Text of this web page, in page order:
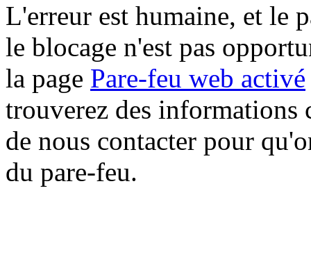
L'erreur est humaine, et le
le blocage n'est pas
la page Pare-feu web activé
trouverez des informations
de nous contacter pour
du pare-feu.